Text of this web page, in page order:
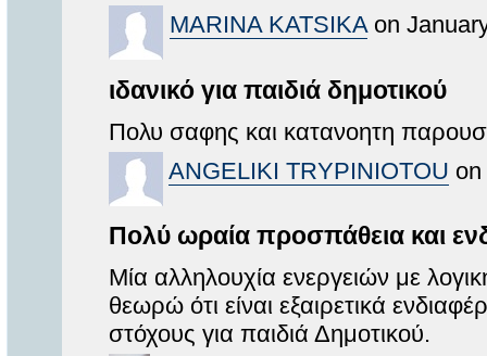
MARINA KATSIKAon
ιδανικό για παιδιά δημοτικού
Πολυ σαφης και κατανοητη
ANGELIKI TRYPINIOTOU
Πολύ ωραία προσπάθεια και
Μία αλληλουχία ενεργειών με
θεωρώ ότι είναι εξαιρετικά
στόχους για παιδιά Δημοτικού.